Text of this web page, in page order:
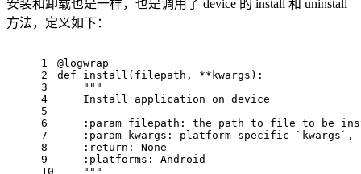
安装和卸载也是一样，也是调用了 device 的 install 和 uninstall
方法，定义如下：
1
2
3
4
5
6
7
8
9
10
@logwrap
def install(filepath, **kwargs):
"" "
    Install application on device
    :param
filepath : the path to file to be
    :param
kwargs : platform specific `kwargs` ,
    :
return : None
    :
platforms : Android
"" "